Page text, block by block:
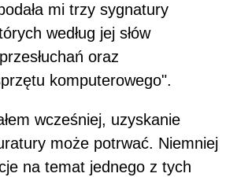
mi trzy sygnatury
według jej słów
oraz
komputerowego".
wcześniej, uzyskanie
może potrwać. Niemniej
na temat jednego z tych